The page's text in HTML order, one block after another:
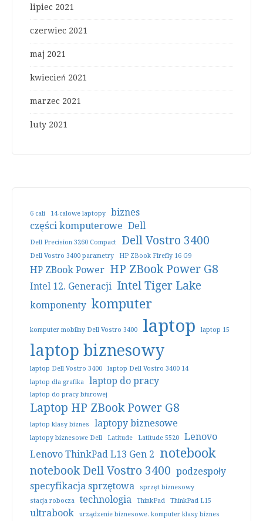
lipiec 2021
czerwiec 2021
maj 2021
kwiecień 2021
marzec 2021
luty 2021
6 cali 14-calowe laptopy
biznes
części komputerowe Dell
Dell Precision 3260 Compact Dell Vostro 3400
Dell Vostro 3400 parametry HP ZBook Firefly 16 G9
HP ZBook Power HP ZBook Power G8
Intel 12. Generacji Intel Tiger Lake
komponenty komputer
komputer mobilny Dell Vostro 3400 laptop laptop 15
laptop biznesowy
laptop Dell Vostro 3400
laptop Dell Vostro 3400 14
laptop dla grafika
laptop do pracy
laptop do pracy biurowej
Laptop HP ZBook Power G8
laptop klasy biznes laptopy biznesowe
laptopy biznesowe Dell Latitude Latitude 5520
Lenovo
Lenovo ThinkPad L13 Gen 2 notebook
notebook Dell Vostro 3400 podzespoły
specyfikacja sprzętowa
sprzęt biznesowy
stacja robocza
technologia ThinkPad ThinkPad L15
ultrabook urządzenie biznesowe. komputer klasy biznes